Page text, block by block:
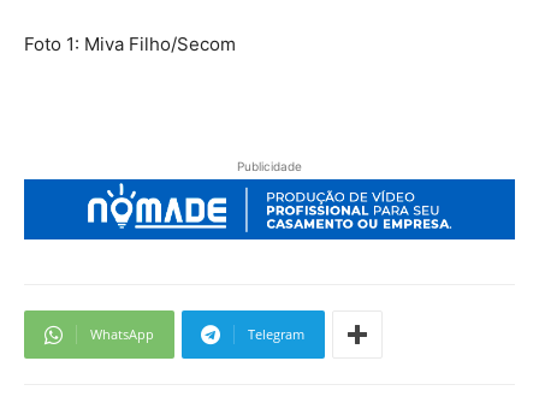
Foto 1: Miva Filho/Secom
Publicidade
WhatsApp Telegram